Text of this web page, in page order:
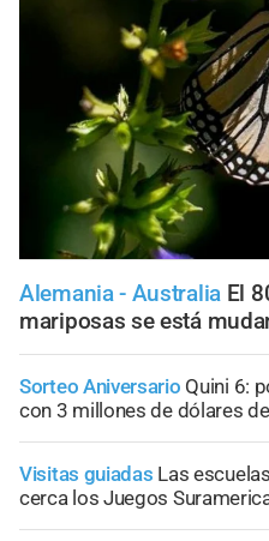
Alemania - Australia El
mariposas se está
Sorteo Aniversario Quini 6:
con 3 millones de dólares
Visitas guiadas Las
cerca los Juegos